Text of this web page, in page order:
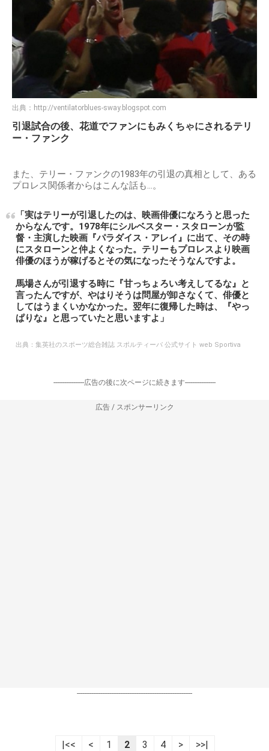
出典： http://ventilatorblues-sway.blogspot.com
引退試合の後、花道でファンにもみくちゃにされるテリ
ー・ファンク
また、テリー・ファンクの1983年の引退の真相として、ある
プロレス関係者からはこんな話も…。
「実はテリーが引退したのは、映画俳優になろうと思った
からなんです。1978年にシルベスター・スタローンが監
督・主演した映画『パラダイス・アレイ』に出て、その時
にスタローンと仲よくなった。テリーもプロレスより映画
俳優のほうが稼げるとその気になったそうなんですよ。
馬場さんが引退する時に『甘っちょろい考えしてるな』と
言ったんですが、やはりそうは問屋が卸さなくて、俳優と
してはうまくいかなかった。翌年に復帰した時は、『やっ
ぱりな』と思っていたと思いますよ」
出典： 集英社のスポーツ総合雑誌 スポルティーバ 公式サイト web Sportiva
-----------------広告の後に次ページに続きます-----------------
広告 / スポンサーリンク
----------------------------------------------------------------
|<< < 1 2 3 4 > >>|